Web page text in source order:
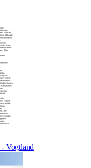
- Vogtland